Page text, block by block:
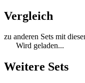
Vergleich
zu anderen Sets mit
Wird geladen...
Weitere Sets